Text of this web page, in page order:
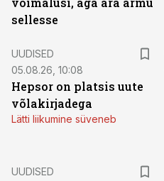
sellesse
UUDISED
05.08.26, 10:08
Hepsor on platsis uute
võlakirjadega
Lätti liikumine süveneb
UUDISED